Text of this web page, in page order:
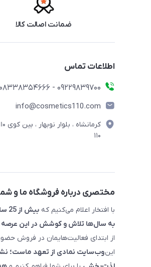
ضمانت اصالت کالا
اطلاعات تماس
09229839700 - 08338354666
info@cosmetics110.com
۱۱۰
مختصری درباره فروشگاه ما و
با افتخار اعلام می‌کنیم که بیش از 25 سال سابقه فعالیت در زمینه لوازم آرایشی را با برند معتبر " آرایشی و بهداشتی 110 "
به سال‌ها تلاش و کوشش در این عرصه
از ابتدای فعالیت‌هایمان در فروش
اینوب‌سایت نمادی از تعهد ماست؛